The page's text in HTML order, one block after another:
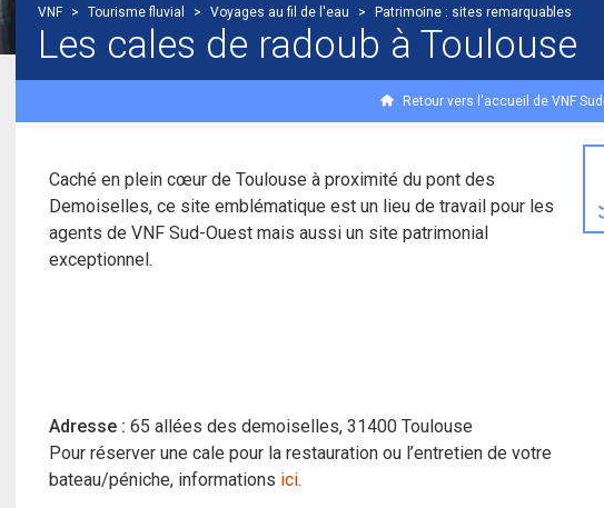
VNF > Tourisme fluvial > Voyages au fil de l'eau > Patrimoine : sites remarquables
Les cales de radoub à Toulouse
Retour vers l'accueil de VNF
Caché en plein cœur de Toulouse à proximité du pont des
Demoiselles, ce site emblématique est un lieu de travail pour les
agents de VNF Sud-Ouest mais aussi un site patrimonial
exceptionnel.
Adresse : 65 allées des demoiselles, 31400 Toulouse
Pour réserver une cale pour la restauration ou l’entretien de votre
bateau/péniche, informations ici.